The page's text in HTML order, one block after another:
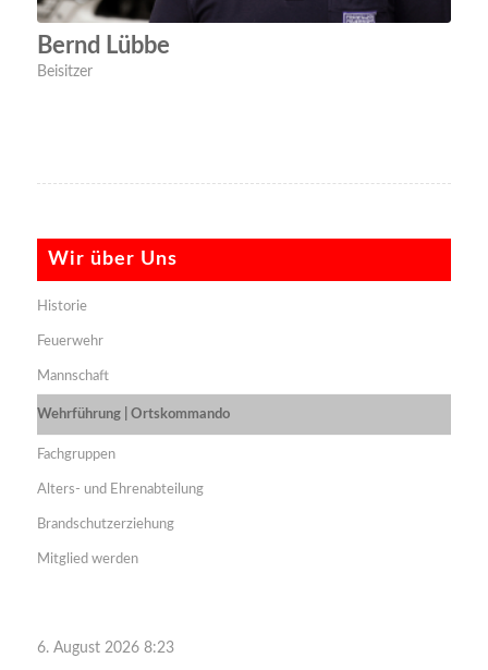
Bernd Lübbe
Beisitzer
Wir über Uns
Historie
Feuerwehr
Mannschaft
Wehrführung | Ortskommando
Fachgruppen
Alters- und Ehrenabteilung
Brandschutzerziehung
Mitglied werden
6. August 2026 8:23